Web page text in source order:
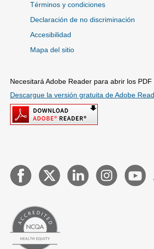
Términos y condiciones
Declaración de no discriminación
Accesibilidad
Mapa del sitio
Necesitará Adobe Reader para abrir los PDF
Descargue la versión gratuita de Adobe